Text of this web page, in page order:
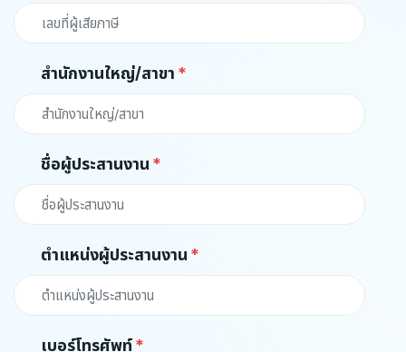
สำนักงานใหญ่/สาขา
ชื่อผู้ประสานงาน
ตำแหน่งผู้ประสานงาน
เบอร์โทรศัพท์